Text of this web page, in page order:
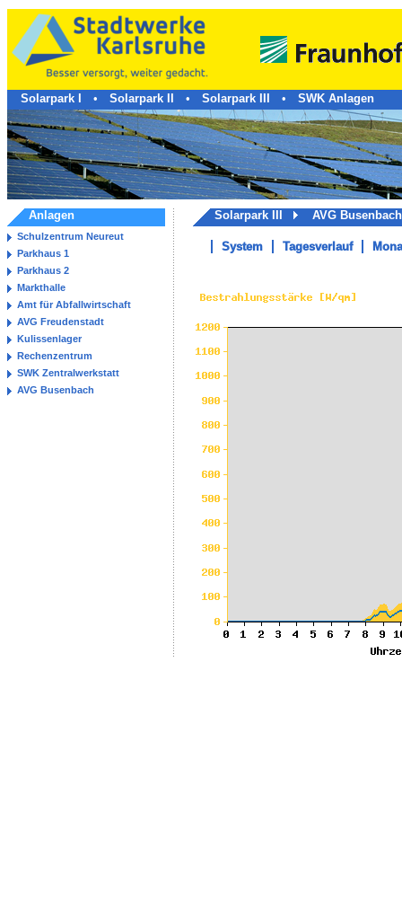
Solarpark I • Solarpark II • Solarpark III • SWK Anlagen
Anlagen
Schulzentrum Neureut
Parkhaus 1
Parkhaus 2
Markthalle
Amt für Abfallwirtschaft
AVG Freudenstadt
Kulissenlager
Rechenzentrum
SWK Zentralwerkstatt
AVG Busenbach
Solarpark III AVG
System Tagesverlauf